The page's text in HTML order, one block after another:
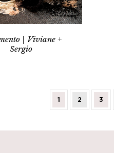
| Viviane +
Sergio
1 2 3